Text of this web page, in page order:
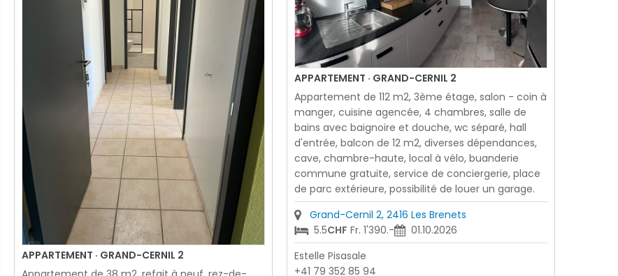
APPARTEMENT · GRAND-CERNIL 2
APPARTEMENT · GRAND-CERNIL 2
Appartement de 112 m2, 3ème étage, salon - coin à
manger, cuisine agencée, 4 chambres, salle de
bains avec baignoire et douche, wc séparé, hall
d'entrée, balcon de 12 m2, diverses dépendances,
cave, chambre-haute, local à vélo, buanderie
commune gratuite, service de conciergerie, place
de parc extérieure, possibilité de louer un garage.
Grand-Cernil 2, 2416 Les Brenets
5.5CHF Fr. 1'390.-
01.10.2026
Estelle Pisasale
+41 79 352 85 94